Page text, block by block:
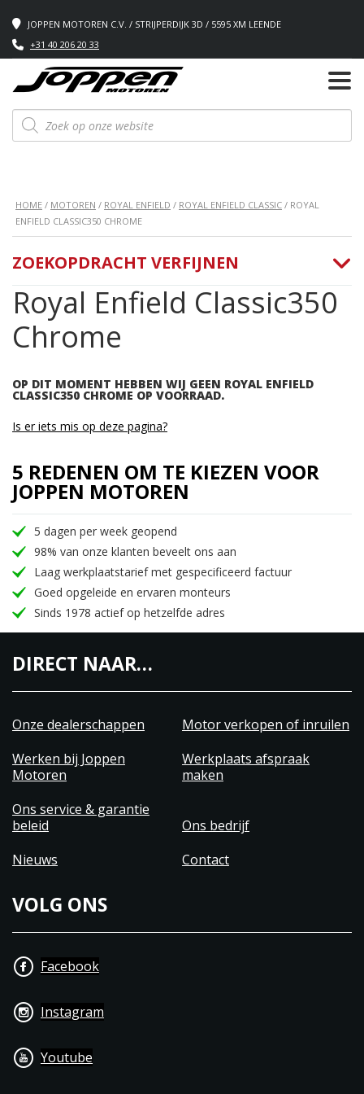
JOPPEN MOTOREN C.V. / STRIJPERDIJK 3D / 5595 XM LEENDE
+31 40 206 20 33
Producten
zoeken
HOME / MOTOREN / ROYAL ENFIELD / ROYAL ENFIELD CLASSIC / ROYAL
ENFIELD CLASSIC350 CHROME
Royal Enfield Classic350
Chrome
OP DIT MOMENT HEBBEN WIJ GEEN ROYAL ENFIELD
CLASSIC350 CHROME OP VOORRAAD.
ZOEKOPDRACHT VERFIJNEN
Is er iets mis op deze pagina?
5 REDENEN OM TE KIEZEN VOOR
JOPPEN MOTOREN
5 dagen per week geopend
98% van onze klanten beveelt ons aan
Laag werkplaatstarief met gespecificeerd factuur
Goed opgeleide en ervaren monteurs
Sinds 1978 actief op hetzelfde adres
DIRECT NAAR…
Onze dealerschappen
Motor verkopen of inruilen
Werken bij Joppen
Motoren
Werkplaats afspraak
maken
Ons service & garantie
beleid
Ons bedrijf
Nieuws
Contact
VOLG ONS
Facebook
Instagram
Youtube